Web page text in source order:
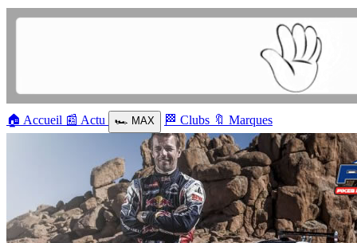
🏠 Accueil 📰 Actu 🏎️ MAX 🏁 Clubs 🔖 Marques